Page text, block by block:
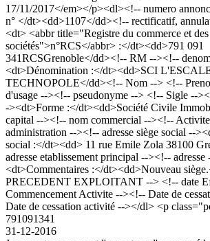
17/11/2017</em></p><dl><!-- numero
n° </dt><dd>1107</dd><!-- rectificatif,
<dt> <abbr title="Registre du commerce et des
sociétés">n°RCS</abbr> :</dt><dd>791 091
341RCSGrenoble</dd><!-- RM --><!--
<dt>Dénomination :</dt><dd>SCI
TECHNOPOLE</dd><!-- Nom --> <!--
d'usage --><!-- pseudonyme --> <!-- Sigle --
-><dt>Forme :</dt><dd>Société Civile
capital --><!-- nom commercial --><!--
administration --><!-- adresse siège social --
social :</dt><dd> 11 rue Emile Zola 38100
adresse etablissement principal --><!--
<dt>Commentaires :</dt><dd>Nouveau
PRECEDENT EXPLOITANT --> <!-- date
Commencement Activite --><!-- Date de
Date de cessation activité --></dl> <p
791091341
31-12-2016